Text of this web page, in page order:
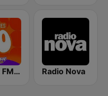
Impact FM - Années 70 Radio Nova